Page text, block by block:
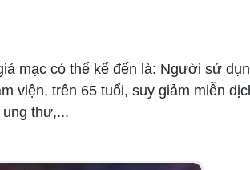
mạc có thể kể đến là: Người sử
viện, trên 65 tuổi, suy giảm miễn
thư,...